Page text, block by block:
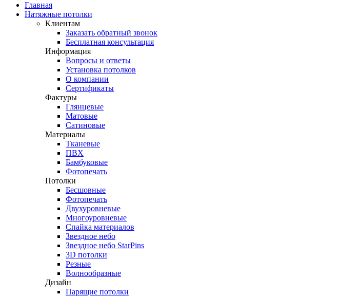
Главная
Натяжные потолки
Клиентам
Заказать обратный звонок
Бесплатная консультация
Информация
Вопросы и ответы
Установка потолков
О компании
Сертификаты
Фактуры
Глянцевые
Матовые
Сатиновые
Материалы
Тканевые
ПВХ
Бамбуковые
Фотопечать
Потолки
Бесшовные
Фотопечать
Двухуровневые
Многоуровневые
Спайка материалов
Звездное небо
Звездное небо StarPins
3D потолки
Резные
Волнообразные
Дизайн
Парящие потолки